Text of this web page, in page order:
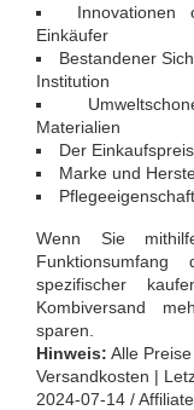
Einkäufer
Bestandener
Institution
Materialien
Der
Marke und
Wenn Sie
spezifischer
Kombiversand
sparen.
Hinweis: Alle
Versandkosten |
2024-07-14 /